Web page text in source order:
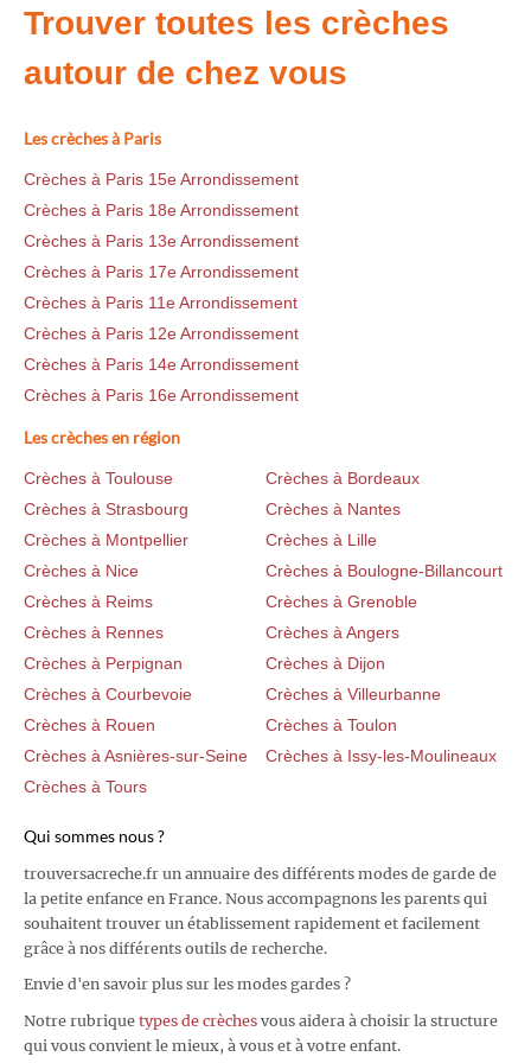
Trouver toutes les crèches
autour de chez vous
Les crèches à Paris
Crèches à Paris 15e Arrondissement
Crèches à Paris 18e Arrondissement
Crèches à Paris 13e Arrondissement
Crèches à Paris 17e Arrondissement
Crèches à Paris 11e Arrondissement
Crèches à Paris 12e Arrondissement
Crèches à Paris 14e Arrondissement
Crèches à Paris 16e Arrondissement
Les crèches en région
Crèches à Toulouse
Crèches à Bordeaux
Crèches à Strasbourg
Crèches à Nantes
Crèches à Montpellier
Crèches à Lille
Crèches à Nice
Crèches à Boulogne-Billancourt
Crèches à Reims
Crèches à Grenoble
Crèches à Rennes
Crèches à Angers
Crèches à Perpignan
Crèches à Dijon
Crèches à Courbevoie
Crèches à Villeurbanne
Crèches à Rouen
Crèches à Toulon
Crèches à Asnières-sur-Seine
Crèches à Issy-les-Moulineaux
Crèches à Tours
Qui sommes nous ?
trouversacreche.fr un annuaire des différents modes de garde de
la petite enfance en France. Nous accompagnons les parents qui
souhaitent trouver un établissement rapidement et facilement
grâce à nos différents outils de recherche.
Envie d'en savoir plus sur les modes gardes ?
Notre rubrique types de crèches vous aidera à choisir la structure
qui vous convient le mieux, à vous et à votre enfant.